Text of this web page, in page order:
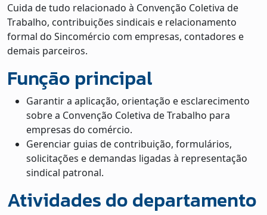
Cuida de tudo relacionado à Convenção Coletiva de
Trabalho, contribuições sindicais e relacionamento
formal do Sincomércio com empresas, contadores e
demais parceiros.
Função principal
Garantir a aplicação, orientação e esclarecimento
sobre a Convenção Coletiva de Trabalho para
empresas do comércio.
Gerenciar guias de contribuição, formulários,
solicitações e demandas ligadas à representação
sindical patronal.
Atividades do departamento